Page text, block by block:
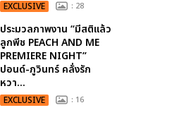
EXCLUSIVE : 28
ประมวลภาพงาน “มีสติแล้ว
ลูกพีช PEACH AND ME
PREMIERE NIGHT”
ปอนด์-ภูวินทร์ คลั่งรัก
หวา...
EXCLUSIVE : 16